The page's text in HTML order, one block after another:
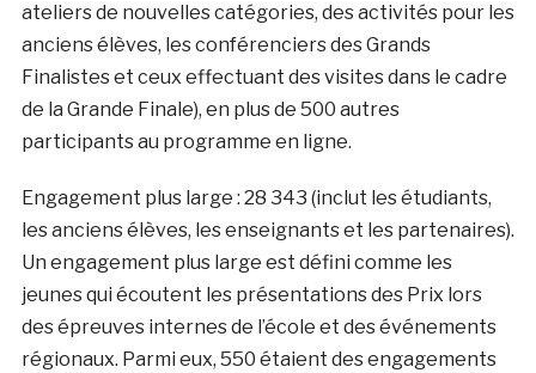
ateliers de nouvelles catégories, des activités pour les
anciens élèves, les conférenciers des Grands
Finalistes et ceux effectuant des visites dans le cadre
de la Grande Finale), en plus de 500 autres
participants au programme en ligne.
Engagement plus large : 28 343 (inclut les étudiants,
les anciens élèves, les enseignants et les partenaires).
Un engagement plus large est défini comme les
jeunes qui écoutent les présentations des Prix lors
des épreuves internes de l’école et des événements
régionaux. Parmi eux, 550 étaient des engagements